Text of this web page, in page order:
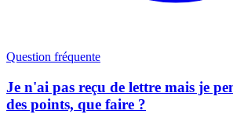
Question fréquente
Je n'ai pas reçu de lettre mais je
des points, que faire ?